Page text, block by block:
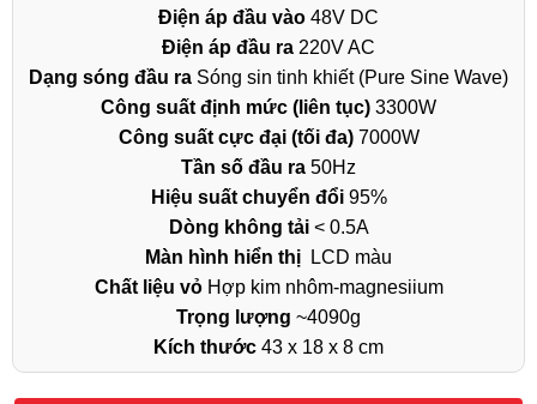
Điện áp đầu vào 48V DC
Điện áp đầu ra 220V AC
Dạng sóng đầu ra Sóng sin tinh khiết (Pure Sine Wave)
Công suất định mức (liên tục) 3300W
Công suất cực đại (tối đa)7000W
Tần số đầu ra 50Hz
Hiệu suất chuyển đổi95%
Dòng không tải< 0.5A
Màn hình hiển thị LCD màu
Chất liệu vỏHợp kim nhôm-magnesiium
Trọng lượng ~4090g
Kích thước 43 x 18 x 8 cm